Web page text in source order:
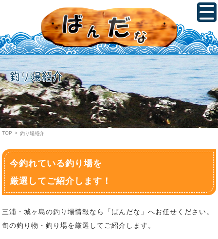
釣り場紹介
TOP > 釣り場紹介
今釣れている釣り場を
厳選してご紹介します！
三浦・城ヶ島の釣り場情報なら「ばんだな」へお任せください。
旬の釣り物・釣り場を厳選してご紹介します。